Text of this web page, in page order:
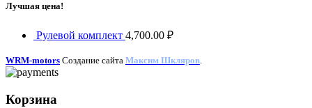
Лучшая цена!
Рулевой комплект 4,700.00 ₽
WRM-motors Создание сайта Максим Шкляров.
Корзина